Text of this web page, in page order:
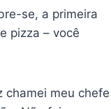
se, a primeira
pizza – você
chamei meu chefe